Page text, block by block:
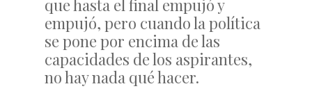
que hasta el final empujó y
empujó, pero cuando la política
se pone por encima de las
capacidades de los aspirantes,
no hay nada qué hacer.